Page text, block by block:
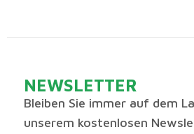
NEWSLETTER
Bleiben Sie immer auf dem
unserem kostenlosen